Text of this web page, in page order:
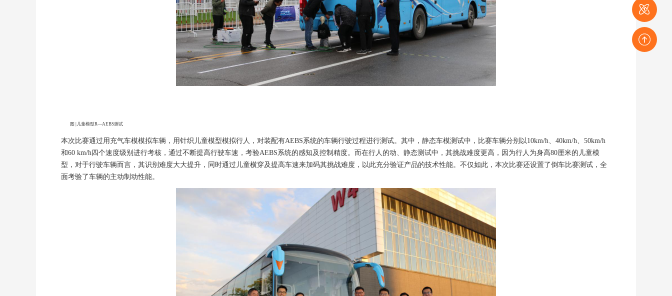
图 |儿童模型R—AEBS测试
本次比赛通过用充气车模模拟车辆，用针织儿童模型模拟行人，对装配有AEBS系统的车辆行驶过程进行测试。其中，静态车模测试中，比赛车辆分别以10km/h、40km/h、50km/h
和60 km/h四个速度级别进行考核，通过不断提高行驶车速，考验AEBS系统的感知及控制精度。而在行人的动、静态测试中，其挑战难度更高，因为行人为身高80厘米的儿童模
型，对于行驶车辆而言，其识别难度大大提升，同时通过儿童横穿及提高车速来加码其挑战难度，以此充分验证产品的技术性能。不仅如此，本次比赛还设置了倒车比赛测试，全
面考验了车辆的主动制动性能。
参会登记
赛事登记